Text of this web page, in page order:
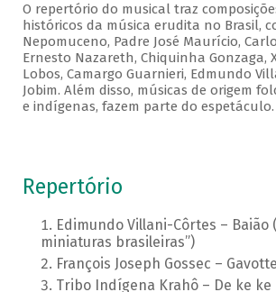
O repertório do musical traz
históricos da música erudita no Brasil,
Nepomuceno, Padre José Maurício,
Ernesto Nazareth, Chiquinha Gonzaga,
Lobos, Camargo Guarnieri, Edmundo
Jobim. Além disso, músicas de origem
e indígenas, fazem parte do espetáculo.
Repertório
Edimundo Villani-Côrtes – Baião
miniaturas brasileiras”)
François Joseph Gossec – Gavotte
Tribo Indígena Krahô – De ke ke